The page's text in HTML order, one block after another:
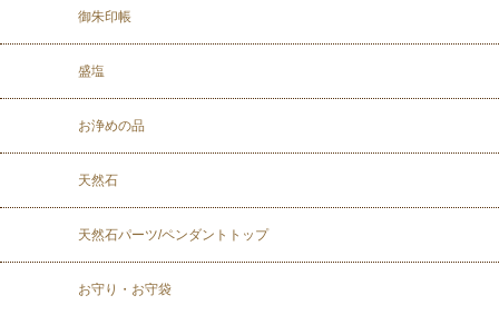
御朱印帳
盛塩
お浄めの品
天然石
天然石パーツ/ペンダントトップ
お守り・お守袋